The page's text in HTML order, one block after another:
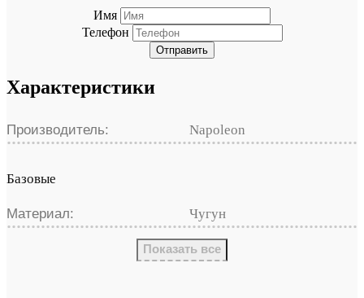
Имя
Телефон
Отправить
Характеристики
Производитель: Napoleon
Базовые
Материал: Чугун
Показать все